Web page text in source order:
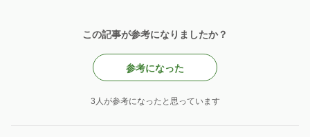
この記事が参考になりましたか？
参考になった
3人が参考になったと思っています